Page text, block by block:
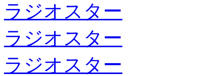
ラジオスター
ラジオスター
ラジオスター